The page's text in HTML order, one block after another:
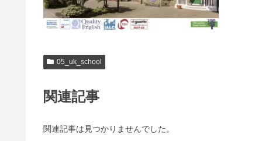
05_uk_school
関連記事
関連記事は見つかりませんでした。